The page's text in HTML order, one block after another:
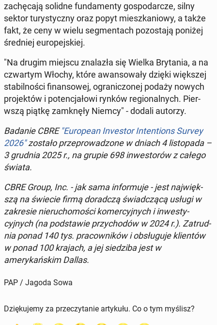
zachę­ca­ją solidne fun­da­men­ty gospo­dar­cze, silny
sektor tu­rysty­czny oraz popyt mieszkan­iowy, a także
fakt, że ceny w wielu seg­men­tach po­zosta­ją poniżej
śred­niej eu­rope­jskiej.
"Na drugim miejscu znalazła się Wielka Bry­ta­nia, a na
czwartym Włochy, które awan­sowały dzięki więk­szej
sta­bil­noś­ci fi­nan­sowej, ogranic­zonej podaży nowych
pro­jek­tów i po­tenc­jałowi rynków re­gion­al­nych. Pier­
wszą piątkę zamknęły Niemcy" - dodali autorzy.
Badanie CBRE"Eu­ro­pean In­vestor In­ten­tions Survey
2026"zostało przeprowad­zone w dniach 4 listopa­da –
3 grudnia 2025 r., na grupie 698 in­west­orów z całego
świata.
CBRE Group, Inc. - jak sama in­for­mu­je - jest na­jwięk­
szą na świecie firmą do­rad­czą świad­czącą usługi w
za­kre­sie nieru­chomoś­ci komer­cyjnych i in­west­y­
cyjnych (na pod­staw­ie przy­chodów w 2024 r.). Za­trud­
nia ponad 140 tys. pra­cown­ików i ob­sługu­je klien­tów
w ponad 100 krajach, a jej siedz­i­ba jest w
amerykańskim Dallas.
PAP / Jagoda Sowa
Dziękujemy za przeczytanie artykułu. Co o tym myślisz?